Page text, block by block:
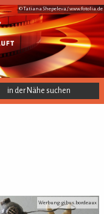
© Tatiana Shepeleva /www.fotolia.de
Werbung: gibus.bordeaux